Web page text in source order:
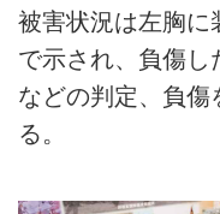
被害状況は左胸に
で示され、負傷し
などの判定、負傷
る。